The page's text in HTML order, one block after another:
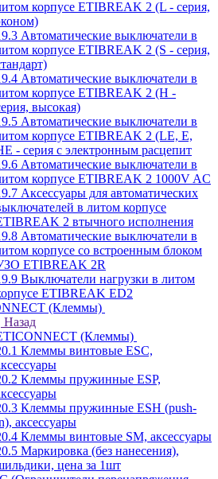
корпусе ETIBREAK 2 (L - серия,
Автоматические выключатели в
корпусе ETIBREAK 2 (S - серия,
Автоматические выключатели в
корпусе ETIBREAK 2 (H -
высокая)
Автоматические выключатели в
корпусе ETIBREAK 2 (LE, E,
- серия с электронным расцепит
Автоматические выключатели в
корпусе ETIBREAK 2 1000V AC
Аксессуары для автоматических
в литом корпусе
2 втычного исполнения
Автоматические выключатели в
корпусе со встроенным блоком
ETIBREAK 2R
Выключатели нагрузки в литом
ETIBREAK ED2
(Клеммы)
Назад
(Клеммы)
Клеммы винтовые ESC,
Клеммы пружинные ESP,
Клеммы пружинные ESH (push-
аксессуары
Клеммы винтовые SM, аксессуары
Маркировка (без нанесения),
цена за 1шт